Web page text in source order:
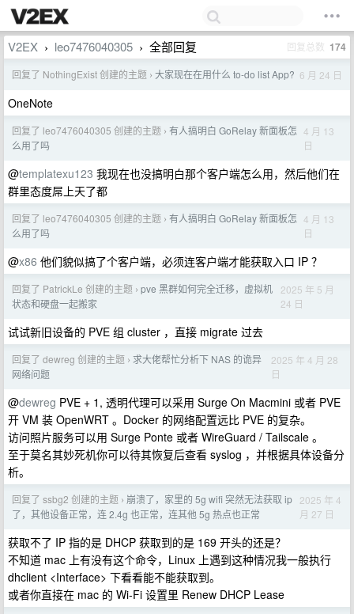
V2EX › leo7476040305 › 全部回复 回复总数 174
回复了 NothingExist 创建的主题 › 大家现在在用什么 to-do list App? 6 月 24 日
OneNote
回复了 leo7476040305 创建的主题 › 有人搞明白 GoRelay 新面板怎
么用了吗
4 月 13
日
@templatexu123 我现在也没搞明白那个客户端怎么用，然后他们在
群里态度屌上天了都
回复了 leo7476040305 创建的主题 › 有人搞明白 GoRelay 新面板怎
么用了吗
4 月 13
日
@x86 他们貌似搞了个客户端，必须连客户端才能获取入口 IP ？
回复了 PatrickLe 创建的主题 › pve 黑群如何完全迁移，虚拟机
状态和硬盘一起搬家
2025 年 5 月
24 日
试试新旧设备的 PVE 组 cluster ，直接 migrate 过去
回复了 dewreg 创建的主题 › 求大佬帮忙分析下 NAS 的诡异
网络问题
2025 年 4 月 28
日
@dewreg PVE + 1, 透明代理可以采用 Surge On Macmini 或者 PVE
开 VM 装 OpenWRT 。Docker 的网络配置远比 PVE 的复杂。
访问照片服务可以用 Surge Ponte 或者 WireGuard / Tailscale 。
至于莫名其妙死机你可以待其恢复后查看 syslog ，并根据具体设备分
析。
回复了 ssbg2 创建的主题 › 崩溃了，家里的 5g wifi 突然无法获取 ip
了，其他设备正常，连 2.4g 也正常，连其他 5g 热点也正常
2025 年 4
月 27 日
获取不了 IP 指的是 DHCP 获取到的是 169 开头的还是？
不知道 mac 上有没有这个命令，Linux 上遇到这种情况我一般执行
dhclient <Interface> 下看看能不能获取到。
或者你直接在 mac 的 Wi-Fi 设置里 Renew DHCP Lease